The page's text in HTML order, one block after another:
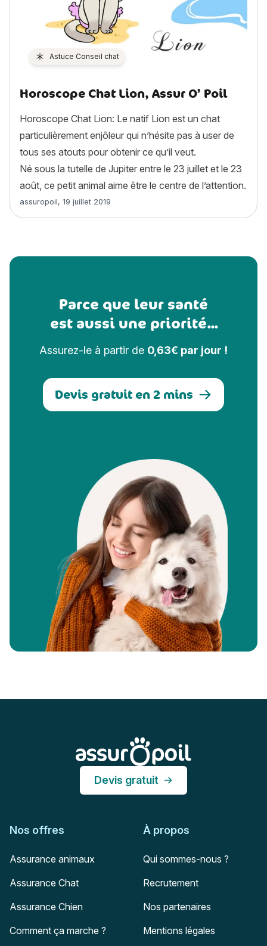
Astuce Conseil chat
Horoscope Chat Lion, Assur O’ Poil
Horoscope Chat Lion: Le natif Lion est un chat
particulièrement enjôleur qui n’hésite pas à user de
tous ses atouts pour obtenir ce qu’il veut.
Né sous la tutelle de Jupiter entre le 23 juillet et le 23
août, ce petit animal aime être le centre de l’attention.
Article rédigé par
assuropoil, 19 juillet 2019
Parce que leur santé
est aussi une priorité...
Assurez-le à partir de 0,63€ par jour !
Devis gratuit en 2 mins
Devis gratuit
Nos offres
Assurance animaux
Assurance Chat
Assurance Chien
Comment ça marche ?
À propos
Qui sommes-nous ?
Recrutement
Nos partenaires
Mentions légales